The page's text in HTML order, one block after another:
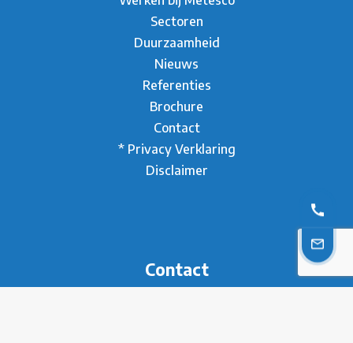
Sectoren
Duurzaamheid
Nieuws
Referenties
Brochure
Contact
* Privacy Verklaring
Disclaimer
Contact